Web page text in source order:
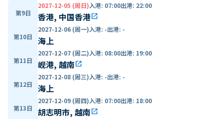
第9日
2027-12-05 (周日)入港: 07:00出港: 22:00
香港, 中国香港open_in_new
第10日
2027-12-06 (周一)入港: -出港: -
海上
第11日
2027-12-07 (周二)入港: 08:00出港: 19:00
岘港, 越南open_in_new
第12日
2027-12-08 (周三)入港: -出港: -
海上
第13日
2027-12-09 (周四)入港: 07:00出港: 18:00
胡志明市, 越南open_in_new